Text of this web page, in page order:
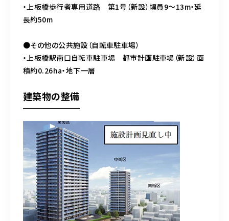
・上板橋歩行者専用道路 第1号（新設）幅員9～13m・延
長約50m
●その他の公共施設（自転車駐車場）
・上板橋駅南口自転車駐車場 都市計画駐車場（新設）面
積約0.26ha・地下一層
建築物の整備